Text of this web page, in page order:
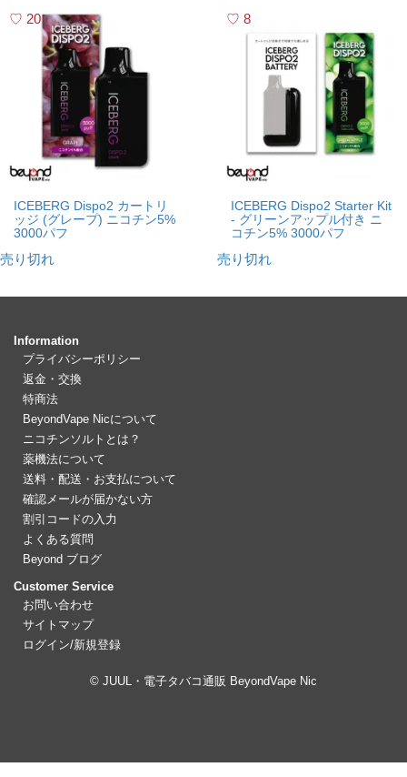
20
ICEBERG Dispo2 カートリ
ッジ (グレープ) ニコチン5%
3000パフ
売り切れ
8
ICEBERG Dispo2 Starter Kit
- グリーンアップル付き ニ
コチン5% 3000パフ
売り切れ
Information
プライバシーポリシー
返金・交換
特商法
BeyondVape Nicについて
ニコチンソルトとは？
薬機法について
送料・配送・お支払について
確認メールが届かない方
割引コードの入力
よくある質問
Beyond ブログ
Customer Service
お問い合わせ
サイトマップ
ログイン/新規登録
© JUUL・電子タバコ通販 BeyondVape Nic